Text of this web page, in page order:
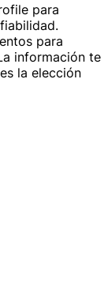
para
para
información te
la elección